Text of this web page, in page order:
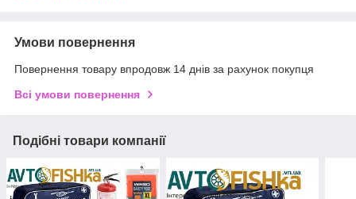
Умови повернення
Повернення товару впродовж 14 днів за рахунок покупця
Всі умови повернення
Подібні товари компанії